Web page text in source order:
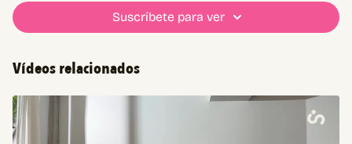
Suscríbete para ver
Vídeos relacionados